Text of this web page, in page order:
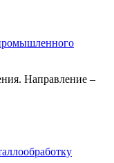
Направление –